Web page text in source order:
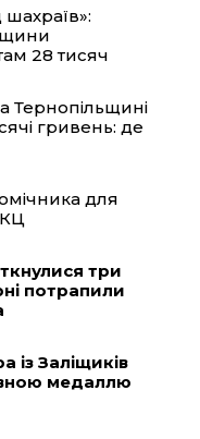
шахраїв»:
28 тисяч
Тернопільщині
гривень: де
для
три
потрапили
із Заліщиків
медаллю